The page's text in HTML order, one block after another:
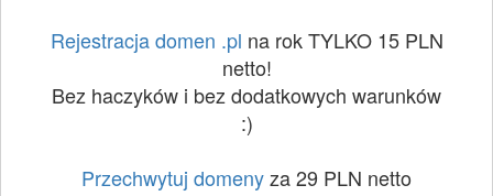
Rejestracja domen .pl na rok TYLKO 15 PLN
netto!
Bez haczyków i bez dodatkowych warunków
:)
Przechwytuj domenyza 29 PLN netto